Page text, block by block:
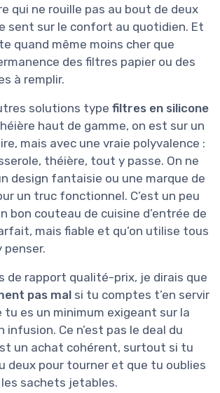
qui ne rouille pas au bout de deux
sent sur le confort au quotidien. Et
quand même moins cher que
des filtres papier ou des
à remplir.
solutions type filtres en silicone
haut de gamme, on est sur un
mais avec une vraie polyvalence :
théière, tout y passe. On ne
design fantaisie ou une marque de
un truc fonctionnel. C’est un peu
bon couteau de cuisine d’entrée de
mais fiable et qu’on utilise tous
penser.
de rapport qualité-prix, je dirais que
pas mal si tu comptes t’en servir
es un minimum exigeant sur la
Ce n’est pas le deal du
un achat cohérent, surtout si tu
deux pour tourner et que tu oublies
sachets jetables.